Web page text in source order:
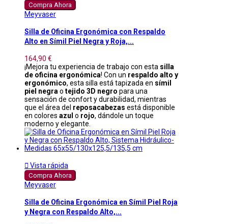
Compra Ahora
Meyvaser
Silla de Oficina Ergonómica con Respaldo
Alto en Símil Piel Negra y Roja,...
164,90 €
¡Mejora tu experiencia de trabajo con esta silla
de oficina ergonómica! Con un respaldo alto y
ergonómico, esta silla está tapizada en símil
piel negra o tejido 3D negro para una
sensación de confort y durabilidad, mientras
que el área del reposacabezas está disponible
en colores azul o rojo, dándole un toque
moderno y elegante.
 Vista rápida
Compra Ahora
Meyvaser
Silla de Oficina Ergonómica en Símil Piel Roja
y Negra con Respaldo Alto,...